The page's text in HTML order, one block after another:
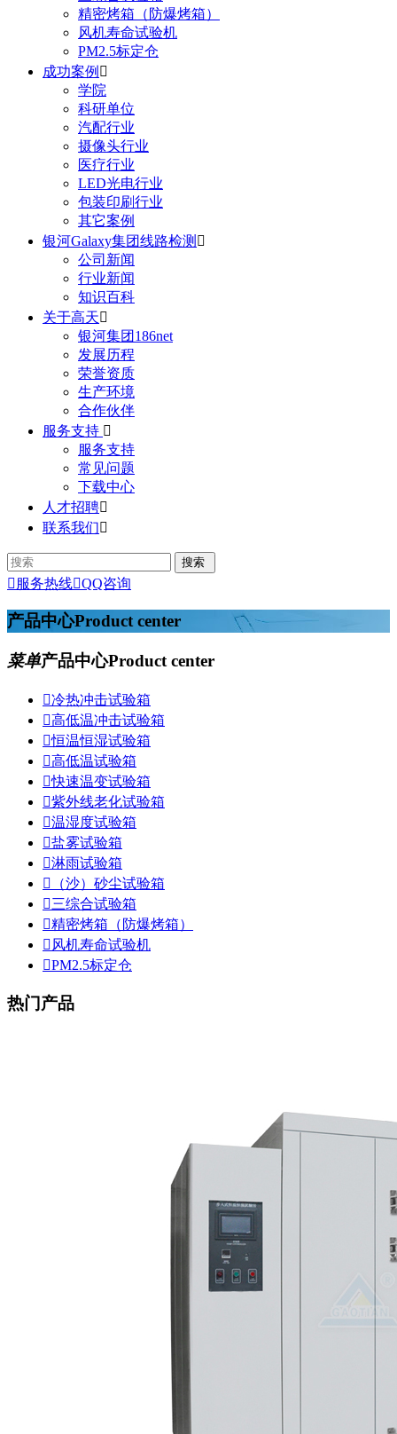
精密烤箱（防爆烤箱）
风机寿命试验机
PM2.5标定仓
成功案例 
学院
科研单位
汽配行业
摄像头行业
医疗行业
LED光电行业
包装印刷行业
其它案例
银河Galaxy集团线路检测 
公司新闻
行业新闻
知识百科
关于高天
银河集团186net
发展历程
荣誉资质
生产环境
合作伙伴
服务支持 
服务支持
常见问题
下载中心
人才招聘
联系我们
 服务热线QQ咨询
产品中心Product center
菜单产品中心Product center
冷热冲击试验箱
高低温冲击试验箱
恒温恒湿试验箱
高低温试验箱
快速温变试验箱
紫外线老化试验箱
温湿度试验箱
盐雾试验箱
淋雨试验箱

（沙）砂尘试验箱
三综合试验箱
精密烤箱（防爆烤箱）
 风机寿命试验机
PM2.5标定仓
热门产品